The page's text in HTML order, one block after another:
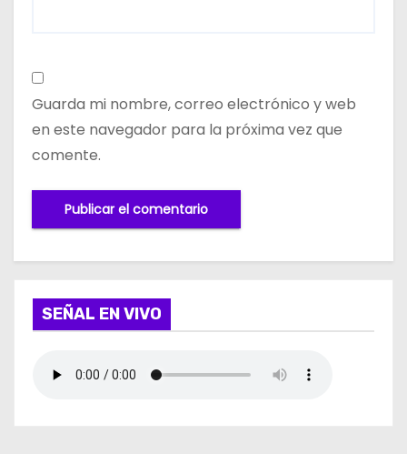
Guarda mi nombre, correo electrónico y web
en este navegador para la próxima vez que
comente.
SEÑAL EN VIVO